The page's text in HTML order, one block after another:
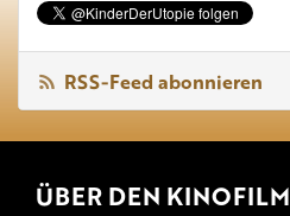
RSS-Feed abonnieren
ÜBER DEN KINOFILM